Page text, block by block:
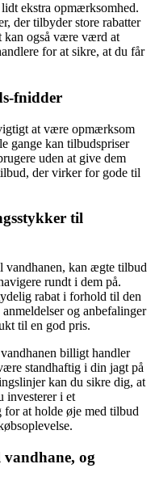
ekstra opmærksomhed.
der tilbyder store rabatter
kan også være værd at
for at sikre, at du får
fnidder
at være opmærksom
gange kan tilbudspriser
uden at give dem
der virker for gode til
til
vandhanen, kan ægte tilbud
rundt i dem på.
rabat i forhold til den
og anbefalinger
til en god pris.
billigt handler
standhaftig i din jagt på
kan du sikre dig, at
investerer i et
for at holde øje med tilbud
og